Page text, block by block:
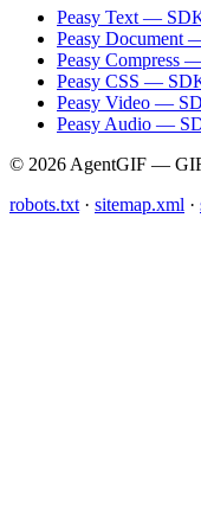
Peasy Text —
Peasy Document
Peasy Compress
Peasy CSS —
Peasy Video —
Peasy Audio —
© 2026 AgentGIF —
robots.txt · sitemap.xml ·